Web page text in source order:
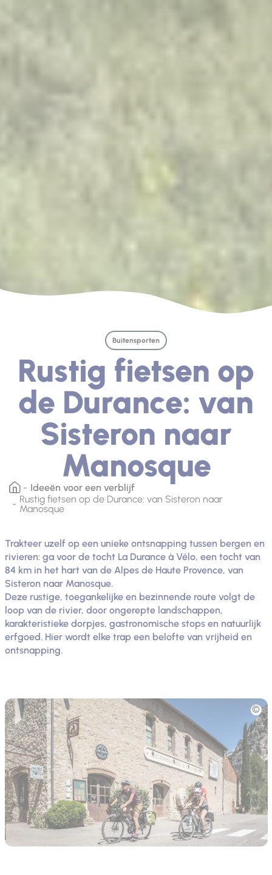
Rustig fietsen op
de Durance: van
Sisteron naar
Manosque
Buitensporten
Ideeën voor een verblijf
Rustig fietsen op de Durance: van Sisteron naar
Manosque
Trakteer uzelf op een unieke ontsnapping tussen bergen en
rivieren: ga voor de tocht La Durance à Vélo, een tocht van
84 km in het hart van de Alpes de Haute Provence, van
Sisteron naar Manosque.
Deze rustige, toegankelijke en bezinnende route volgt de
loop van de rivier, door ongerepte landschappen,
karakteristieke dorpjes, gastronomische stops en natuurlijk
erfgoed. Hier wordt elke trap een belofte van vrijheid en
ontsnapping.
Foto